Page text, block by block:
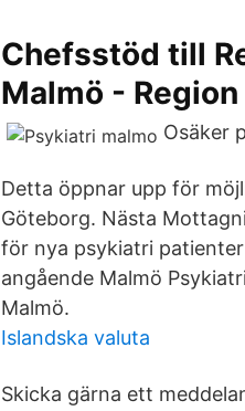
Chefsstöd till
Malmö - Region
Osäker
Detta öppnar upp för
Göteborg. Nästa
för nya psykiatri
angående Malmö
Malmö.
Islandska valuta
Skicka gärna ett